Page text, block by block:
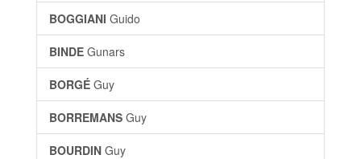
BOGGIANI Guido
BINDE Gunars
BORGÉ Guy
BORREMANS Guy
BOURDIN Guy